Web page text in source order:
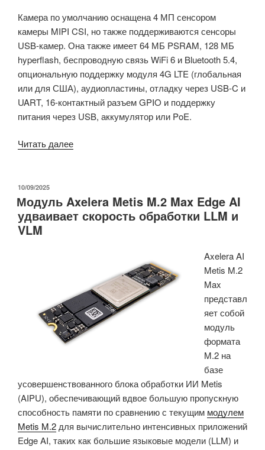
Камера по умолчанию оснащена 4 МП сенсором
камеры MIPI CSI, но также поддерживаются сенсоры
USB-камер. Она также имеет 64 МБ PSRAM, 128 МБ
hyperflash, беспроводную связь WiFi 6 и Bluetooth 5.4,
опциональную поддержку модуля 4G LTE (глобальная
или для США), аудиопластины, отладку через USB-C и
UART, 16-контактный разъем GPIO и поддержку
питания через USB, аккумулятор или PoE.
Читать далее«CamThink
Камера
Edge
ультранизким
энергопотреблением»
ОПУБЛИКОВАНО
10/09/2025
Модуль Axelera Metis M.2 Max Edge AI
удваивает скорость обработки LLM и
VLM
Axelera AI
Metis M.2
Max
представл
яет собой
модуль
формата
M.2 на
базе
усовершенствованного блока обработки ИИ Metis
(AIPU), обеспечивающий вдвое большую пропускную
способность памяти по сравнению с текущим модулем
Metis M.2 для вычислительно интенсивных приложений
Edge AI, таких как большие языковые модели (LLM) и